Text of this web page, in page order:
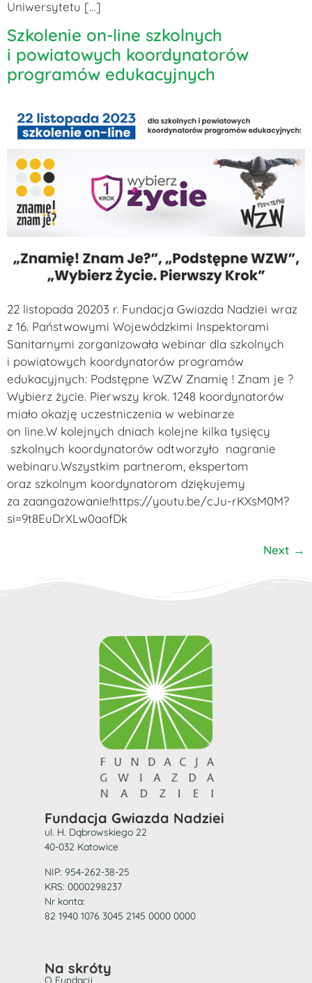
Uniwersytetu […]
Szkolenie on-line szkolnych
i powiatowych koordynatorów
programów edukacyjnych
22 listopada 20203 r. Fundacja Gwiazda Nadziei wraz
z 16. Państwowymi Wojewódzkimi Inspektorami
Sanitarnymi zorganizowała webinar dla szkolnych
i powiatowych koordynatorów programów
edukacyjnych: Podstępne WZW Znamię ! Znam je ?
Wybierz życie. Pierwszy krok. 1248 koordynatorów
miało okazję uczestniczenia w webinarze
on line.W kolejnych dniach kolejne kilka tysięcy
szkolnych koordynatorów odtworzyło nagranie
webinaru.Wszystkim partnerom, ekspertom
oraz szkolnym koordynatorom dziękujemy
za zaangażowanie!https://youtu.be/cJu-rKXsM0M?
si=9t8EuDrXLw0aofDk
Next →
Fundacja Gwiazda Nadziei
ul. H. Dąbrowskiego 22
40-032 Katowice
NIP: 954-262-38-25
KRS: 0000298237
Nr konta:
82 1940 1076 3045 2145 0000 0000
Na skróty
O Fundacji